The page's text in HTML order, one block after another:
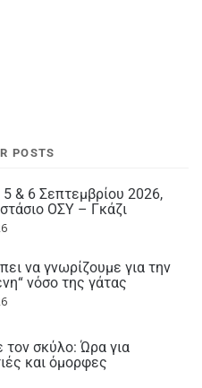
POSTS
& 6 Σεπτεμβρίου 2026,
ΟΣΥ – Γκάζι
να γνωρίζουμε για την
νόσο της γάτας
τον σκύλο: Ώρα για
και όμορφες